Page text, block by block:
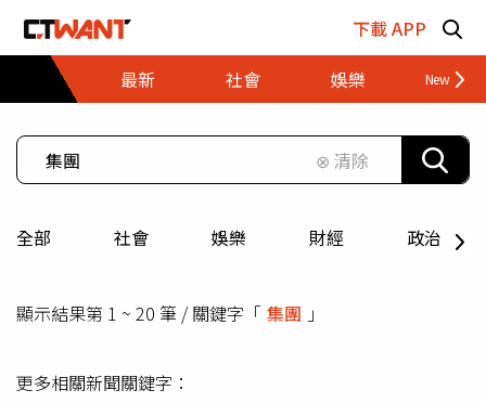
下載 APP
最新
社會 娛樂 財經
⊗ 清除
全部 社會 娛樂 財經 政治
顯示結果第 1 ~ 20 筆 / 關鍵字「 集團 」
更多相關新聞關鍵字：